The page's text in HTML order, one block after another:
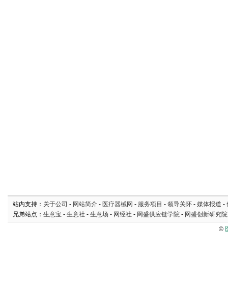
站内支持： 关于公司 - 网站简介 - 医疗器械网 - 服务项目 - 领导关怀 - 媒体报道 -
兄弟站点： 生意宝 - 生意社 - 生意场 - 网经社 - 网盛供应链学院 - 网盛创新研究院
©